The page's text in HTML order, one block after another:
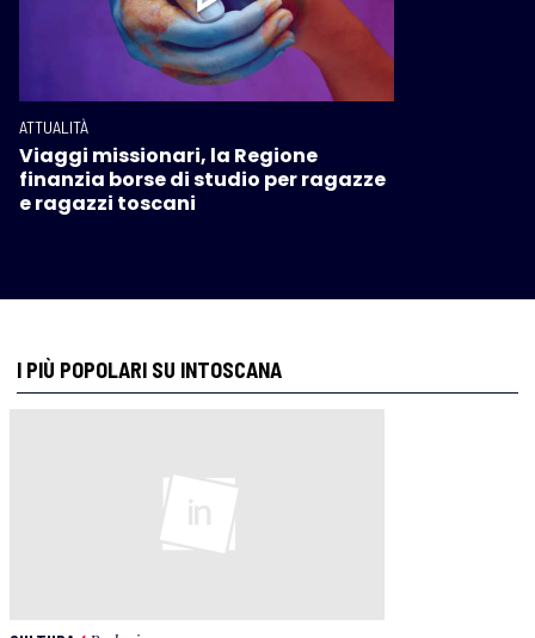
ATTUALITÀ
Viaggi missionari, la Regione
finanzia borse di studio per ragazze
e ragazzi toscani
I PIÙ POPOLARI SU INTOSCANA